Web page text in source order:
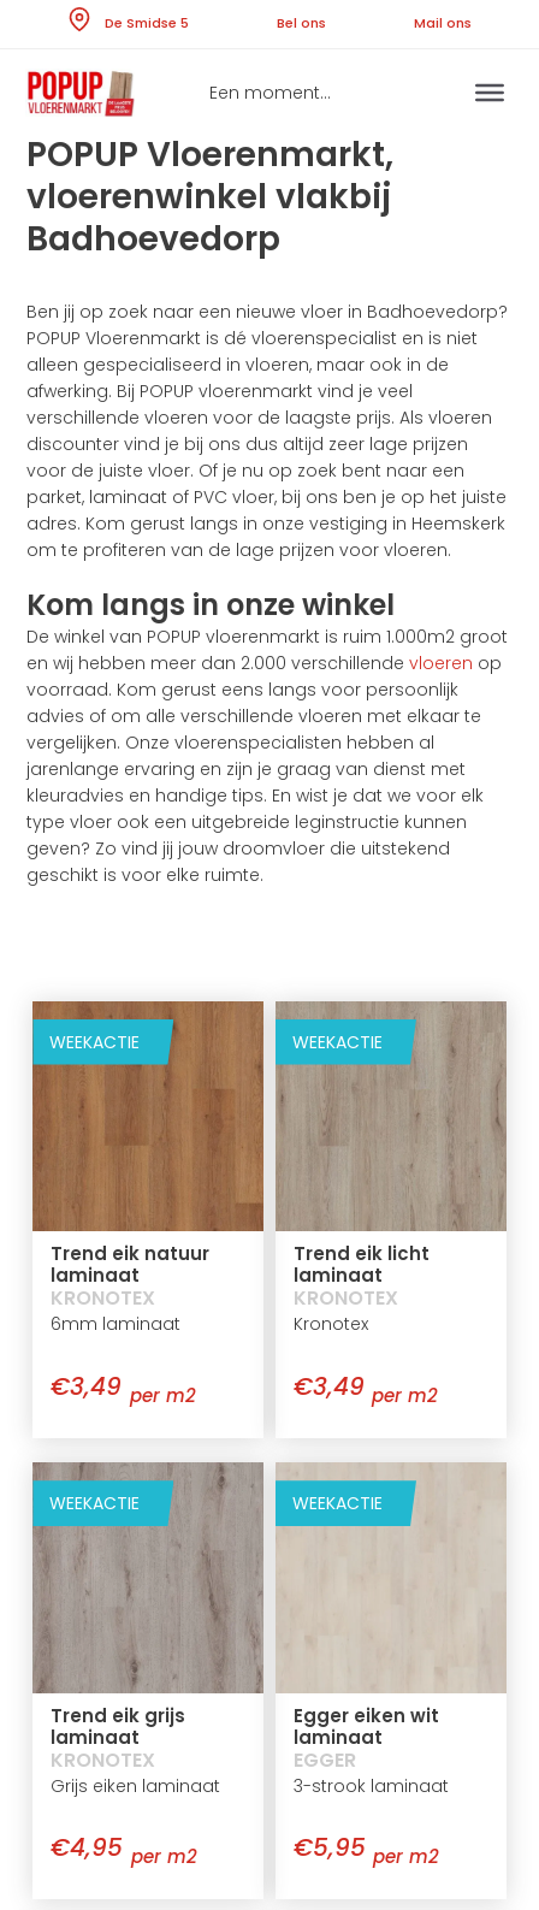
content
De Smidse 5
Een moment...
POPUP Vloerenmarkt,
vloerenwinkel vlakbij
Badhoevedorp
Ben jij op zoek naar een nieuwe vloer in Badhoevedorp?
POPUP Vloerenmarkt is dé vloerenspecialist en is niet
alleen gespecialiseerd in vloeren, maar ook in de
afwerking. Bij POPUP vloerenmarkt vind je veel
verschillende vloeren voor de laagste prijs. Als vloeren
discounter vind je bij ons dus altijd zeer lage prijzen
voor de juiste vloer. Of je nu op zoek bent naar een
parket, laminaat of PVC vloer, bij ons ben je op het juiste
adres. Kom gerust langs in onze vestiging in Heemskerk
om te profiteren van de lage prijzen voor vloeren.
Kom langs in onze winkel
De winkel van POPUP vloerenmarkt is ruim 1.000m2 groot
en wij hebben meer dan 2.000 verschillendevloeren op
voorraad. Kom gerust eens langs voor persoonlijk
advies of om alle verschillende vloeren met elkaar te
vergelijken. Onze vloerenspecialisten hebben al
jarenlange ervaring en zijn je graag van dienst met
kleuradvies en handige tips. En wist je dat we voor elk
type vloer ook een uitgebreide leginstructie kunnen
geven? Zo vind jij jouw droomvloer die uitstekend
geschikt is voor elke ruimte.
WEEKACTIE
Trend eik natuur
laminaat
KRONOTEX
6mm laminaat
€3,49 per m2
WEEKACTIE
Trend eik licht
laminaat
KRONOTEX
Kronotex
€3,49 per m2
WEEKACTIE
Trend eik grijs
laminaat
KRONOTEX
Grijs eiken laminaat
€4,95 per m2
WEEKACTIE
Egger eiken wit
laminaat
EGGER
3-strook laminaat
€5,95 per m2